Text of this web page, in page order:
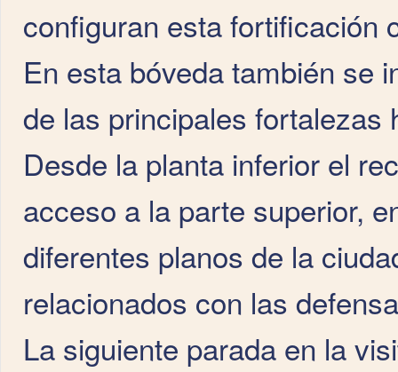
configuran esta fortificación
En esta bóveda también se
de las principales fortalezas
Desde la planta inferior el
acceso a la parte superior,
diferentes planos de la
relacionados con las
La siguiente parada en la